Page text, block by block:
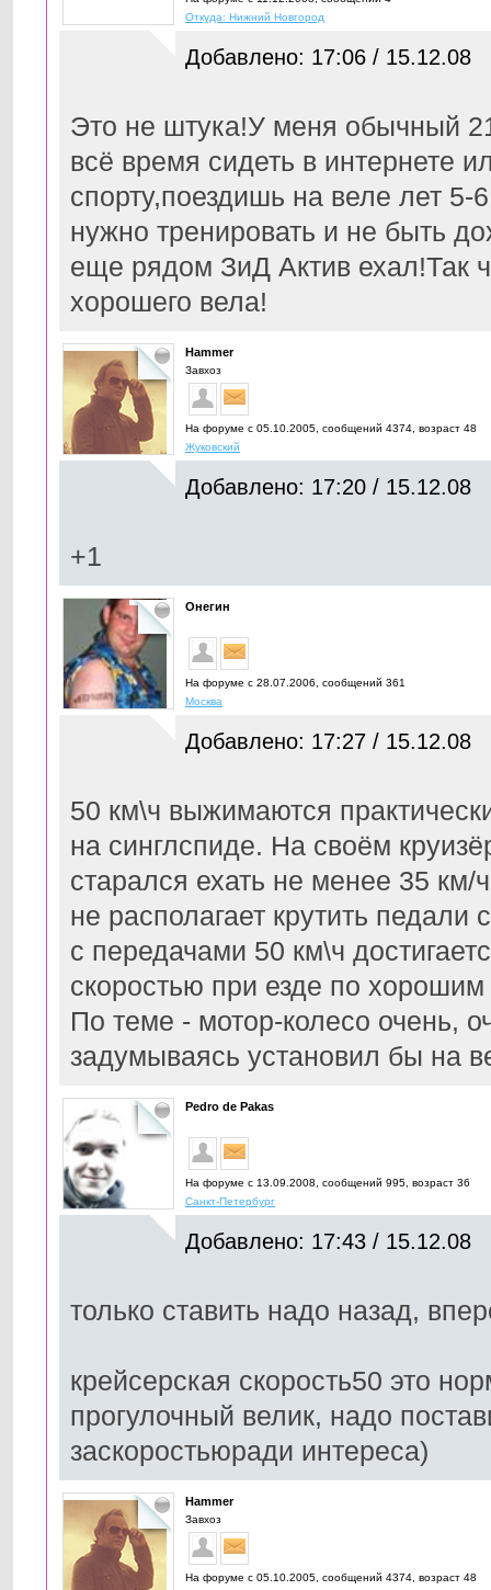
Откуда: Нижний Новгород
Добавлено: 17:06 / 15.12.08
Это не штука!У меня обычный
всё время сидеть в интернете
спорту,поездишь на веле лет
нужно тренировать и не быть
еще рядом ЗиД Актив ехал!Так
хорошего вела!
Hammer
Завхоз
На форуме с 05.10.2005, cообщений 4374, возраст 48
Жуковский
Добавлено: 17:20 / 15.12.08
+1
Онегин
На форуме с 28.07.2006, cообщений 361
Москва
Добавлено: 17:27 / 15.12.08
50 км\ч выжимаются
на синглспиде. На своём
старался ехать не менее 35
не располагает крутить
с передачами 50 км\ч
скоростью при езде по хорошим
По теме - мотор-колесо очень,
задумываясь установил бы на
Pedro de Pakas
На форуме с 13.09.2008, cообщений 995, возраст 36
Санкт-Петербург
Добавлено: 17:43 / 15.12.08
только ставить надо назад,
крейсерская скорость50 это
прогулочный велик, надо
заскоростьюради интереса)
Hammer
Завхоз
На форуме с 05.10.2005, cообщений 4374, возраст 48